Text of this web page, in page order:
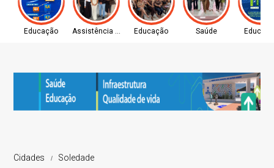
Educação Assistência SocialEducação Saúde
Cidades Soledade